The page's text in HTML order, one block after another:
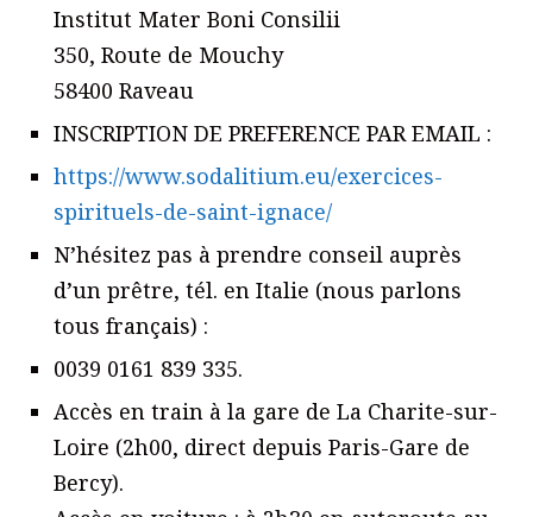
Institut Mater Boni Consilii
350, Route de Mouchy
58400 Raveau
INSCRIPTION DE PREFERENCE PAR EMAIL :
https://www.sodalitium.eu/exercices-
spirituels-de-saint-ignace/
N’hésitez pas à prendre conseil auprès
d’un prêtre, tél. en Italie (nous parlons
tous français) :
0039 0161 839 335.
Accès en train à la gare de La Charite-sur-
Loire (2h00, direct depuis Paris-Gare de
Bercy).